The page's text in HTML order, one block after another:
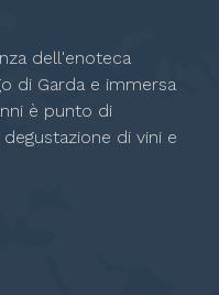
dell'enoteca
di Garda e immersa
è punto di
di vini e